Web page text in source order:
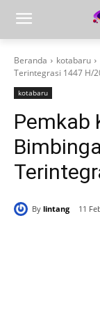
Beranda kotabaru
Terintegrasi 1447 H/
kotabaru
Pemkab
By lintang 11